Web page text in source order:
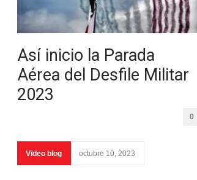
Así inicio la Parada
Aérea del Desfile Militar
2023
0
Video blog octubre 10, 2023